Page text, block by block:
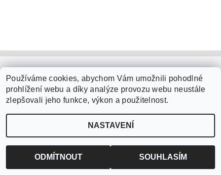
Obchodní podmínky Podmínky ochrany osobních údajů
ABX software s.r.o. | Kontakt
2026 ©ABX software s.r.o., všechna práva vyhrazena
Používáme cookies, abychom Vám umožnili pohodlné
prohlížení webu a díky analýze provozu webu neustále
zlepšovali jeho funkce, výkon a použitelnost.
NASTAVENÍ
ODMÍTNOUT SOUHLASÍM